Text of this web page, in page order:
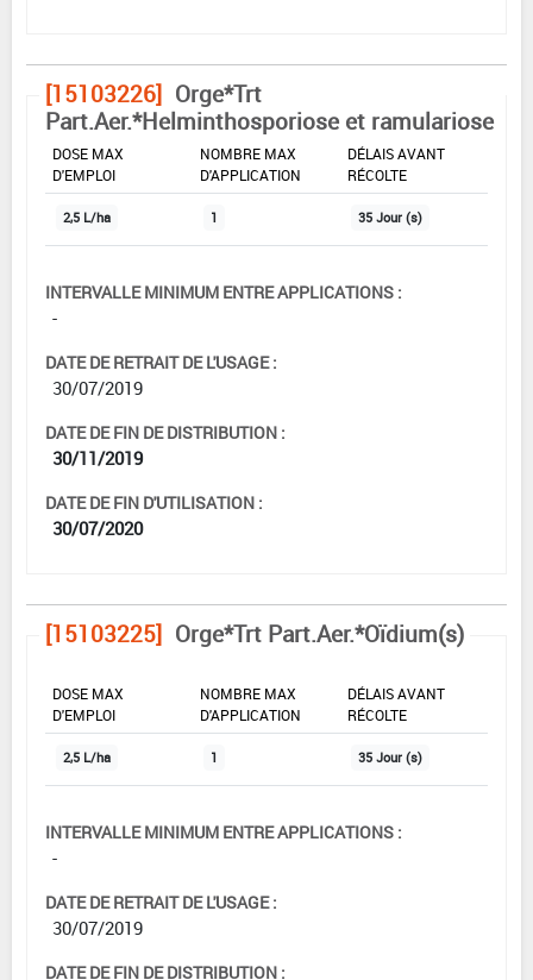
[15103226] Orge*Trt
Part.Aer.*Helminthosporiose et ramulariose
DOSE MAX
D'EMPLOI
NOMBRE MAX
D'APPLICATION
DÉLAIS AVANT
RÉCOLTE
2,5 L/ha 1 35 Jour (s)
INTERVALLE MINIMUM ENTRE APPLICATIONS :
-
DATE DE RETRAIT DE L'USAGE :
30/07/2019
DATE DE FIN DE DISTRIBUTION :
30/11/2019
DATE DE FIN D'UTILISATION :
30/07/2020
[15103225] Orge*Trt Part.Aer.*Oïdium(s)
DOSE MAX
D'EMPLOI
NOMBRE MAX
D'APPLICATION
DÉLAIS AVANT
RÉCOLTE
2,5 L/ha 1 35 Jour (s)
INTERVALLE MINIMUM ENTRE APPLICATIONS :
-
DATE DE RETRAIT DE L'USAGE :
30/07/2019
DATE DE FIN DE DISTRIBUTION :